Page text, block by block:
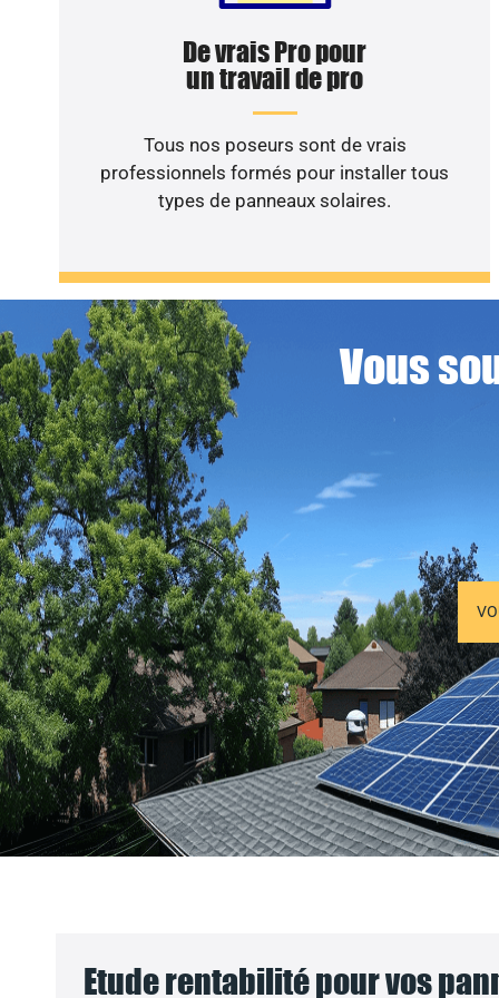
De vrais Pro pour
un travail de pro
Tous nos poseurs sont de vrais
professionnels formés pour installer tous
types de panneaux solaires.
Vous
Etude rentabilité pour vos